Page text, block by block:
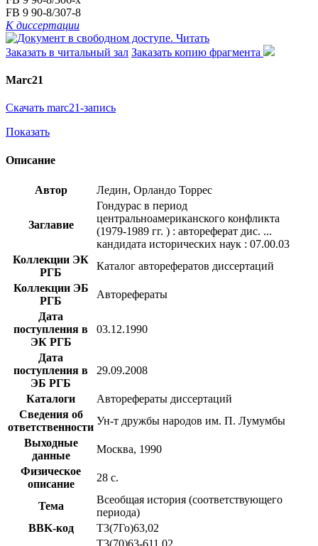
FB 9 90-8/307-8
К диссертации
Читать
Заказать в читальный зал Заказать копию фрагмента
Marc21
Скачать marc21-запись
Показать
Описание
Автор Ледин, Орландо Торрес
Заглавие
Гондурас в период
центральноамериканского конфликта
(1979-1989 гг. ) : автореферат дис. ...
кандидата исторических наук : 07.00.03
Коллекции ЭК
РГБ
Каталог авторефератов диссертаций
Коллекции ЭБ
РГБ
Авторефераты
Дата
поступления в
ЭК РГБ
03.12.1990
Дата
поступления в
ЭБ РГБ
29.09.2008
Каталоги
Авторефераты диссертаций
Сведения об
ответственности
Ун-т дружбы народов им. П. Лумумбы
Выходные
данные
Москва, 1990
Физическое
описание
28 с.
Тема
Всеобщая история (соответствующего
периода)
BBK-код
Т3(7Го)63,02
Т3(70)63-611,02